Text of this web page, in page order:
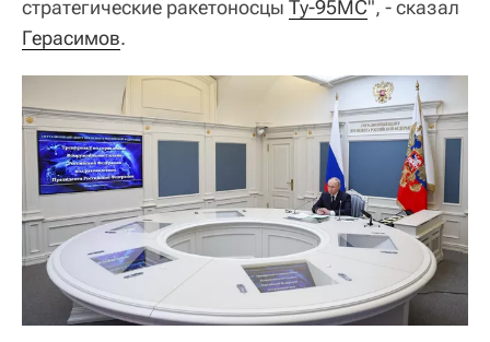
стратегические ракетоносцы Ту-95МС", - сказал
Герасимов.